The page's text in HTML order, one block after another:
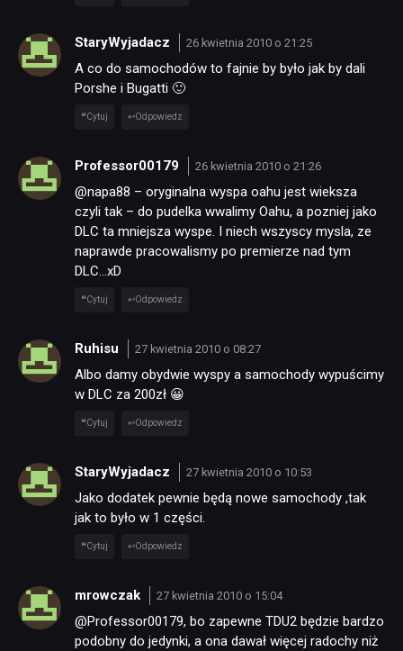
StaryWyjadacz 26 kwietnia 2010 o 21:25
A co do samochodów to fajnie by było jak by dali
Porshe i Bugatti 🙂
Cytuj Odpowiedz
Professor00179 26 kwietnia 2010 o 21:26
@napa88 – oryginalna wyspa oahu jest wieksza
czyli tak – do pudelka wwalimy Oahu, a pozniej jako
DLC ta mniejsza wyspe. I niech wszyscy mysla, ze
naprawde pracowalismy po premierze nad tym
DLC…xD
Cytuj Odpowiedz
Ruhisu 27 kwietnia 2010 o 08:27
Albo damy obydwie wyspy a samochody wypuścimy
w DLC za 200zł 😀
Cytuj Odpowiedz
StaryWyjadacz 27 kwietnia 2010 o 10:53
Jako dodatek pewnie będą nowe samochody ,tak
jak to było w 1 części.
Cytuj Odpowiedz
mrowczak 27 kwietnia 2010 o 15:04
@Professor00179, bo zapewne TDU2 będzie bardzo
podobny do jedynki, a ona dawał więcej radochy niż